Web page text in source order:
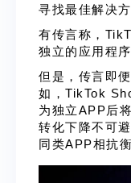
寻找最佳解决方
有传言称，
独立的应用程
但是，传言即
如，TikTok
为独立APP后
转化下降不可
同类APP相抗衡